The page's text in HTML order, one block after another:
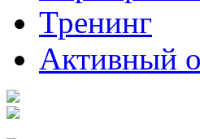
Тренинг
Активный